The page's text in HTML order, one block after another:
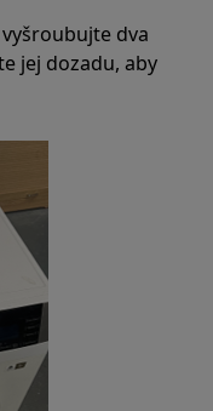
dva
jej dozadu, aby